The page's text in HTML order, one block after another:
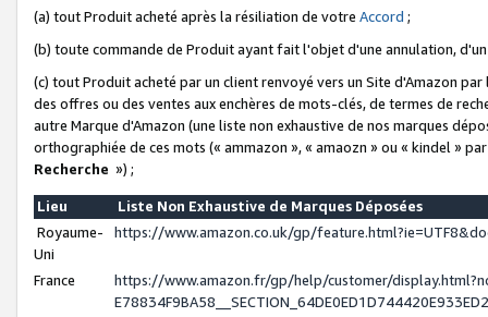
(a) tout Produit acheté après la résiliation de votre Accord ;
(b) toute commande de Produit ayant fait l'objet d'une annulation,
(c) tout Produit acheté par un client renvoyé vers un Site d'Amazon
des offres ou des ventes aux enchères de mots-clés, de termes de
autre Marque d'Amazon (une liste non exhaustive de nos marques
orthographiée de ces mots (« ammazon », « amaozn » ou « kindel »
Recherche ») ;
Lieu
Liste Non Exhaustive de Marques Déposées
Royaume-
Uni
https://www.amazon.co.uk/gp/
France
https://www.amazon.fr/gp/help/customer/